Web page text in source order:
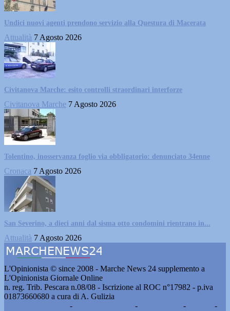
Undici nuovi agenti prendono servizio alla Questura di Macerata
Attualità 7 Agosto 2026
Civitanova Marche: esito controlli straordinari interforze
Civitanova Marche 7 Agosto 2026
Tolentino, inosservanza foglio via obbligatorio: denunciato 34enne
Cronaca 7 Agosto 2026
San Severino, a dieci anni dal sisma otto condomini rientrano in...
Attualità 7 Agosto 2026
L'Opinionista © since 2008 - Marche News 24 supplemento a
L'Opinionista Giornale Online
n. reg. Trib. Pescara n.08/08 - Iscrizione al ROC n°17982 - p.iva
01873660680 a cura di A. Gulizia
- - -
-